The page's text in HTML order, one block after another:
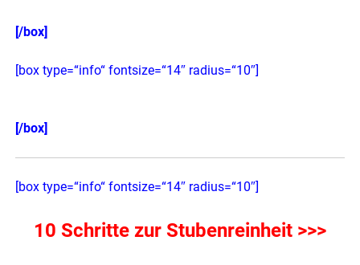
[/box]
[box type=“info“ fontsize=“14″ radius=“10″]
[/box]
[box type=“info“ fontsize=“14″ radius=“10″]
10 Schritte zur Stubenreinheit >>>